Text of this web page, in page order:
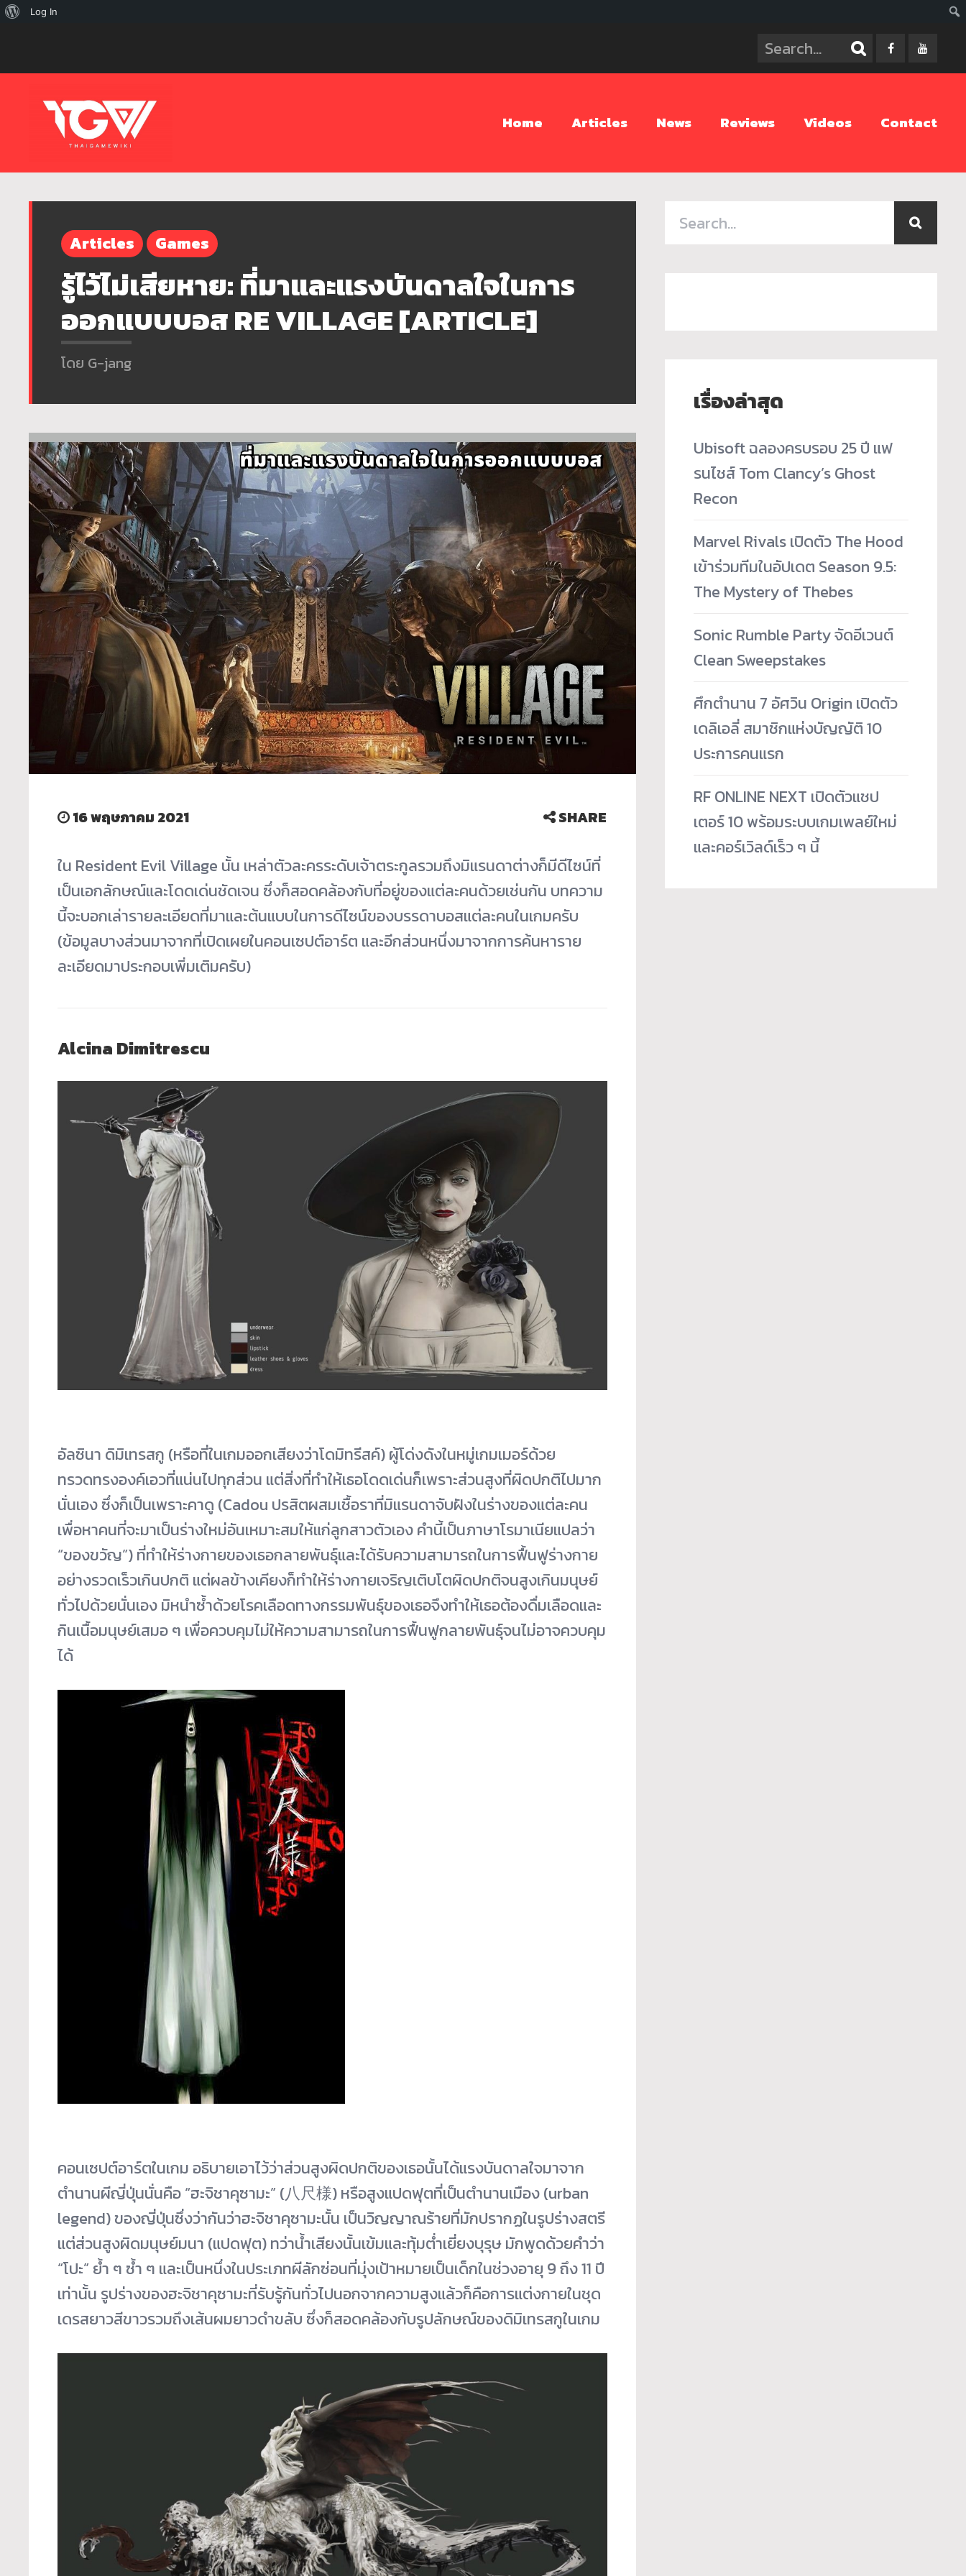
Home Articles News Reviews Videos Contact
Articles Games
รู้ไว้ไม่เสียหาย: ที่มาและแรงบันดาลใจในการ
ออกแบบบอส RE VILLAGE [ARTICLE]
โดย G-jang
16 พฤษภาคม 2021 SHARE
ใน Resident Evil Village นั้น เหล่าตัวละครระดับเจ้าตระกูลรวมถึงมิแรนดาต่างก็มีดีไซน์ที่
เป็นเอกลักษณ์และโดดเด่นชัดเจน ซึ่งก็สอดคล้องกับที่อยู่ของแต่ละคนด้วยเช่นกัน บทความ
นี้จะบอกเล่ารายละเอียดที่มาและต้นแบบในการดีไซน์ของบรรดาบอสแต่ละคนในเกมครับ
(ข้อมูลบางส่วนมาจากที่เปิดเผยในคอนเซปต์อาร์ต และอีกส่วนหนึ่งมาจากการค้นหาราย
ละเอียดมาประกอบเพิ่มเติมครับ)
Alcina Dimitrescu
อัลซินา ดิมิเทรสกู (หรือที่ในเกมออกเสียงว่าโดมิทรีสค์) ผู้โด่งดังในหมู่เกมเมอร์ด้วย
ทรวดทรงองค์เอวที่แน่นไปทุกส่วน แต่สิ่งที่ทำให้เธอโดดเด่นก็เพราะส่วนสูงที่ผิดปกติไปมาก
นั่นเอง ซึ่งก็เป็นเพราะคาดู (Cadou ปรสิตผสมเชื้อราที่มิแรนดาจับฝังในร่างของแต่ละคน
เพื่อหาคนที่จะมาเป็นร่างใหม่อันเหมาะสมให้แก่ลูกสาวตัวเอง คำนี้เป็นภาษาโรมาเนียแปลว่า
“ของขวัญ”) ที่ทำให้ร่างกายของเธอกลายพันธุ์และได้รับความสามารถในการฟื้นฟูร่างกาย
อย่างรวดเร็วเกินปกติ แต่ผลข้างเคียงก็ทำให้ร่างกายเจริญเติบโตผิดปกติจนสูงเกินมนุษย์
ทั่วไปด้วยนั่นเอง มิหนำซ้ำด้วยโรคเลือดทางกรรมพันธุ์ของเธอจึงทำให้เธอต้องดื่มเลือดและ
กินเนื้อมนุษย์เสมอ ๆ เพื่อควบคุมไม่ให้ความสามารถในการฟื้นฟูกลายพันธุ์จนไม่อาจควบคุม
ได้
คอนเซปต์อาร์ตในเกม อธิบายเอาไว้ว่าส่วนสูงผิดปกติของเธอนั้นได้แรงบันดาลใจมาจาก
ตำนานผีญี่ปุ่นนั่นคือ “ฮะจิชาคุซามะ” (八尺様) หรือสูงแปดฟุตที่เป็นตำนานเมือง (urban
legend) ของญี่ปุ่นซึ่งว่ากันว่าฮะจิชาคุซามะนั้น เป็นวิญญาณร้ายที่มักปรากฏในรูปร่างสตรี
แต่ส่วนสูงผิดมนุษย์มนา (แปดฟุต) ทว่าน้ำเสียงนั้นเข้มและทุ้มต่ำเยี่ยงบุรุษ มักพูดด้วยคำว่า
“โปะ” ย้ำ ๆ ซ้ำ ๆ และเป็นหนึ่งในประเภทผีลักซ่อนที่มุ่งเป้าหมายเป็นเด็กในช่วงอายุ 9 ถึง 11 ปี
เท่านั้น รูปร่างของฮะจิชาคุซามะที่รับรู้กันทั่วไปนอกจากความสูงแล้วก็คือการแต่งกายในชุด
เดรสยาวสีขาวรวมถึงเส้นผมยาวดำขลับ ซึ่งก็สอดคล้องกับรูปลักษณ์ของดิมิเทรสกูในเกม
เรื่องล่าสุด
Ubisoft ฉลองครบรอบ 25 ปี แฟ
รนไชส์ Tom Clancy’s Ghost
Recon
Marvel Rivals เปิดตัว The Hood
เข้าร่วมทีมในอัปเดต Season 9.5:
The Mystery of Thebes
Sonic Rumble Party จัดอีเวนต์
Clean Sweepstakes
ศึกตำนาน 7 อัศวิน Origin เปิดตัว
เดลิเอลี่ สมาชิกแห่งบัญญัติ 10
ประการคนแรก
RF ONLINE NEXT เปิดตัวแชป
เตอร์ 10 พร้อมระบบเกมเพลย์ใหม่
และคอร์เวิลด์เร็ว ๆ นี้
เกี่ยวLog In